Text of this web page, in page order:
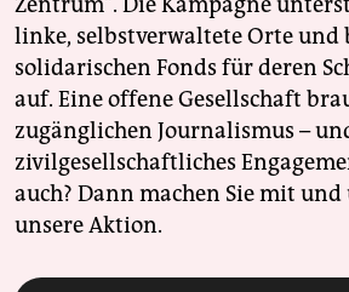
linke, selbstverwaltete Orte und
solidarischen Fonds für deren
auf. Eine offene Gesellschaft
zugänglichen Journalismus –
zivilgesellschaftliches
auch? Dann machen Sie mit
unsere Aktion.